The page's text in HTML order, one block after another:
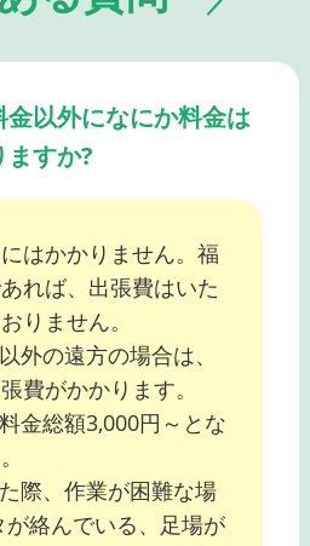
金以外になにか料金は
ますか?
はかかりません。福
れば、出張費はいた
りません。
外の遠方の場合は、
費がかかります。
金総額3,000円～とな
際、作業が困難な場
が絡んでいる、足場が